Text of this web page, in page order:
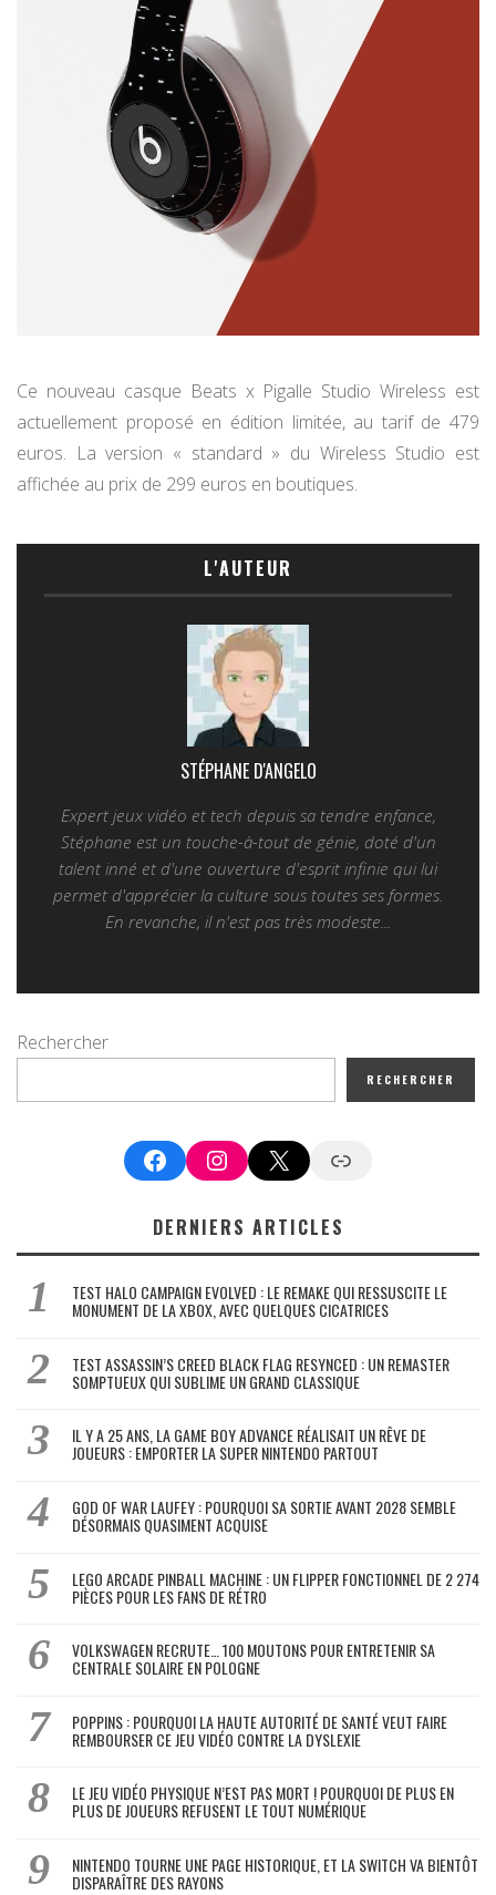
Ce nouveau casque Beats x Pigalle Studio Wireless est
actuellement proposé en édition limitée, au tarif de 479
euros. La version « standard » du Wireless Studio est
affichée au prix de 299 euros en boutiques.
L'AUTEUR
STÉPHANE D'ANGELO
Expert jeux vidéo et tech depuis sa tendre enfance,
Stéphane est un touche-à-tout de génie, doté d'un
talent inné et d'une ouverture d'esprit infinie qui lui
permet d'apprécier la culture sous toutes ses formes.
En revanche, il n'est pas très modeste...
Rechercher
RECHERCHER
FacebookInstagram
X Google News
DERNIERS ARTICLES
TEST HALO CAMPAIGN EVOLVED : LE REMAKE QUI RESSUSCITE LE
MONUMENT DE LA XBOX, AVEC QUELQUES CICATRICES
TEST ASSASSIN’S CREED BLACK FLAG RESYNCED : UN REMASTER
SOMPTUEUX QUI SUBLIME UN GRAND CLASSIQUE
IL Y A 25 ANS, LA GAME BOY ADVANCE RÉALISAIT UN RÊVE DE
JOUEURS : EMPORTER LA SUPER NINTENDO PARTOUT
GOD OF WAR LAUFEY : POURQUOI SA SORTIE AVANT 2028 SEMBLE
DÉSORMAIS QUASIMENT ACQUISE
LEGO ARCADE PINBALL MACHINE : UN FLIPPER FONCTIONNEL DE 2 274
PIÈCES POUR LES FANS DE RÉTRO
VOLKSWAGEN RECRUTE… 100 MOUTONS POUR ENTRETENIR SA
CENTRALE SOLAIRE EN POLOGNE
POPPINS : POURQUOI LA HAUTE AUTORITÉ DE SANTÉ VEUT FAIRE
REMBOURSER CE JEU VIDÉO CONTRE LA DYSLEXIE
LE JEU VIDÉO PHYSIQUE N’EST PAS MORT ! POURQUOI DE PLUS EN
PLUS DE JOUEURS REFUSENT LE TOUT NUMÉRIQUE
NINTENDO TOURNE UNE PAGE HISTORIQUE, ET LA SWITCH VA BIENTÔT
DISPARAÎTRE DES RAYONS